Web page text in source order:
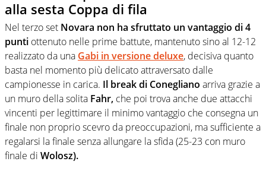
alla sesta Coppa di fila
Nel terzo set Novara non ha sfruttato un vantaggio di 4
punti ottenuto nelle prime battute, mantenuto sino al 12-12
realizzato da una Gabi in versione deluxe, decisiva quanto
basta nel momento più delicato attraversato dalle
campionesse in carica. Il break di Conegliano arriva grazie a
un muro della solita Fahr, che poi trova anche due attacchi
vincenti per legittimare il minimo vantaggio che consegna un
finale non proprio scevro da preoccupazioni, ma sufficiente a
regalarsi la finale senza allungare la sfida (25-23 con muro
finale di Wolosz).